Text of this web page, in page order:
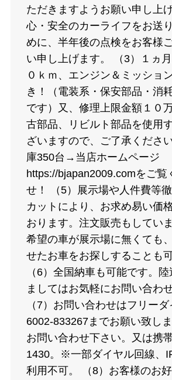
ただきますようお願い申し上
心・安全のカーライフをお送
めに、半年後の点検をお客様
い申し上げます。 （3）１ヵ
０ｋｍ、エンジン＆ミッショ
き！（電装系・保安部品・消
です）又、修理上限金額１０
古部品、リビルト部品を使用
ざいますので、ご了承くださ
庫350台→当店ホームページ
https://bjapan2009.comをご覧
せ！ （5）展示場や人件費等
カットにより、お求め易い価
おります。注文販売もしてい
希望の車が展示場に無くても
せたお車をお探しすることも可
（6）全国納車も可能です。
ましてはお気軽にお問い合わ
（7）お問い合わせはフリー
6002-833267までお願い致し
お問い合わせ下さい。又は携
1430。※一部ダイヤル回線、
利用不可。 （8）お客様のお